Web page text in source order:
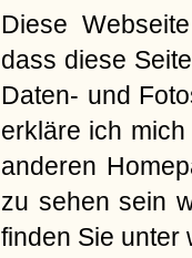
Diese
dass diese
Daten- und
erkläre ich
anderen
zu sehen sein
finden Sie unter